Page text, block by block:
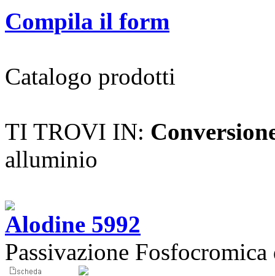
Compila il form
Catalogo prodotti
TI TROVI IN:
alluminio
Alodine 5992
Passivazione